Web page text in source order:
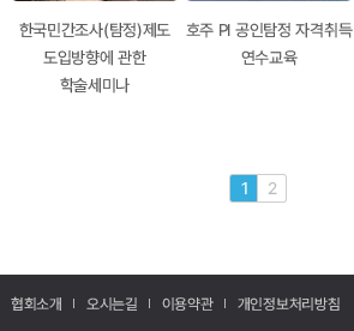
한국민간조사(탐정)제도
도입방향에 관한
학술세미나
호주 PI 공인탐정 자격취득
연수교육
1 2
협회소개 오시는길 이용약관 개인정보처리방침